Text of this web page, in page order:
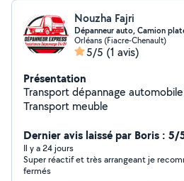
Nouzha Fajri
Dépanneur auto, Camion
Orléans (Fiacre-Chenault)
5/5 (1 avis)
Présentation
Transport dépannage
Transport meuble
Dernier avis laissé par Boris : 5/
Il y a 24 jours
Super réactif et très arrangeant je
fermés